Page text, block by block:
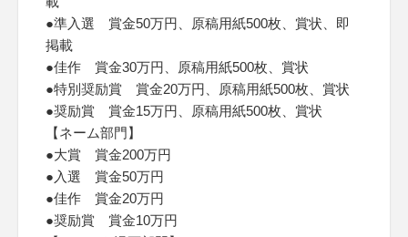
●準入選 賞金50万円、原稿用紙500枚、賞状、即
掲載
●佳作 賞金30万円、原稿用紙500枚、賞状
●特別奨励賞 賞金20万円、原稿用紙500枚、賞状
●奨励賞 賞金15万円、原稿用紙500枚、賞状
【ネーム部門】
●大賞 賞金200万円
●入選 賞金50万円
●佳作 賞金20万円
●奨励賞 賞金10万円